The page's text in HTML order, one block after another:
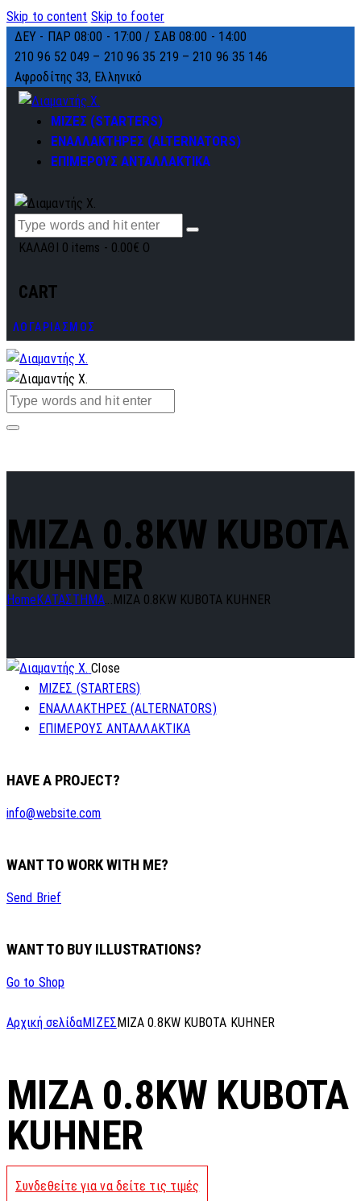
Skip to content Skip to footer
ΔΕΥ - ΠΑΡ 08:00 - 17:00 / ΣΑΒ 08:00 - 14:00
210 96 52 049 – 210 96 35 219 –210 96 35 146
Αφροδίτης 33, Ελληνικό
ΜΙΖΕΣ (STARTERS)
ΕΝΑΛΛΑΚΤΗΡΕΣ (ALTERNATORS)
ΕΠΙΜΕΡΟΥΣ ΑΝΤΑΛΛΑΚΤΙΚΑ
ΚΑΛΑΘΙ 0 items - 0.00€ 0
CART
ΛΟΓΑΡΙΑΣΜΟΣ
MIZA 0.8KW KUBOTA
KUHNER
Home ΚΑΤΑΣΤΗΜΑ... MIZA 0.8KW KUBOTA KUHNER
Close
ΜΙΖΕΣ (STARTERS)
ΕΝΑΛΛΑΚΤΗΡΕΣ (ALTERNATORS)
ΕΠΙΜΕΡΟΥΣ ΑΝΤΑΛΛΑΚΤΙΚΑ
HAVE A PROJECT?
info@website.com
WANT TO WORK WITH ME?
Send Brief
WANT TO BUY ILLUSTRATIONS?
Go to Shop
Αρχική σελίδαΜΙΖΕΣ MIZA 0.8KW KUBOTA KUHNER
MIZA 0.8KW KUBOTA
KUHNER
Συνδεθείτε για να δείτε τις τιμές